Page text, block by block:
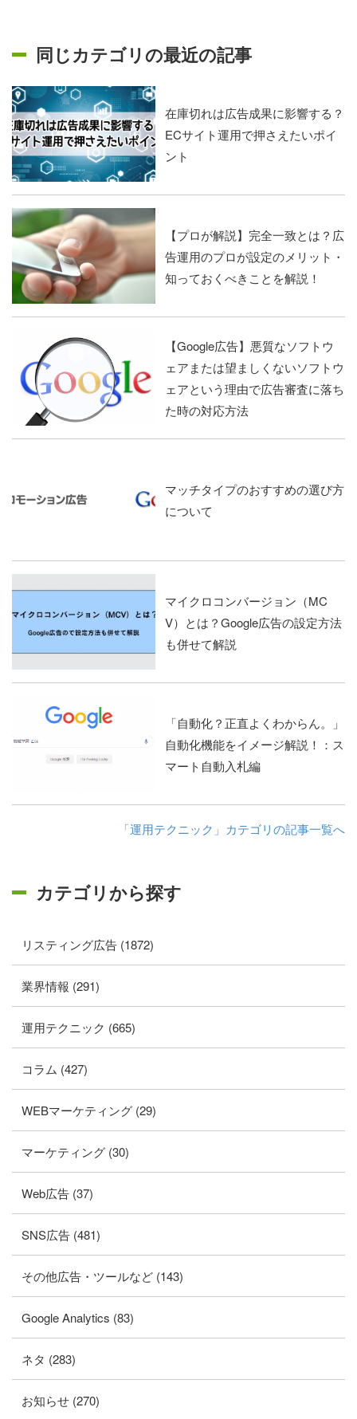
同じカテゴリの最近の記事
在庫切れは広告成果に影響する？
ECサイト運用で押さえたいポイ
ント
【プロが解説】完全一致とは？広
告運用のプロが設定のメリット・
知っておくべきことを解説！
【Google広告】悪質なソフトウ
ェアまたは望ましくないソフトウ
ェアという理由で広告審査に落ち
た時の対応方法
マッチタイプのおすすめの選び方
について
マイクロコンバージョン（MC
V）とは？Google広告の設定方法
も併せて解説
「自動化？正直よくわからん。」
自動化機能をイメージ解説！：ス
マート自動入札編
「運用テクニック」カテゴリの記事一覧へ
カテゴリから探す
リスティング広告 (1872)
業界情報 (291)
運用テクニック (665)
コラム (427)
WEBマーケティング (29)
マーケティング (30)
Web広告 (37)
SNS広告 (481)
その他広告・ツールなど (143)
Google Analytics (83)
ネタ (283)
お知らせ (270)